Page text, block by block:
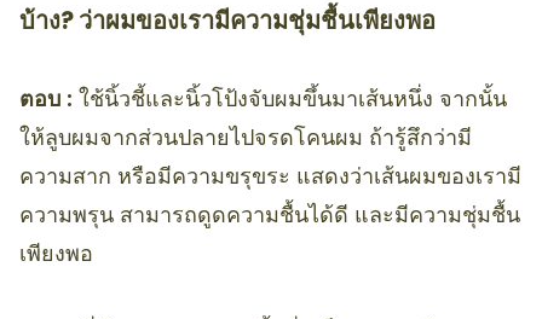
บ้าง? ว่าผมของเรามีความชุ่มชื้นเพียงพอ
ตอบ : ใช้นิ้วชี้และนิ้วโป้งจับผมขึ้นมาเส้นหนึ่ง จากนั้น
ให้ลูบผมจากส่วนปลายไปจรดโคนผม ถ้ารู้สึกว่ามี
ความสาก หรือมีความขรุขระ แสดงว่าเส้นผมของเรามี
ความพรุน สามารถดูดความชื้นได้ดี และมีความชุ่มชื้น
เพียงพอ